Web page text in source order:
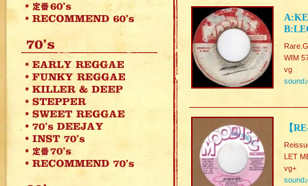
WIM
vg
sound♪
【
LET
vg+
sound♪